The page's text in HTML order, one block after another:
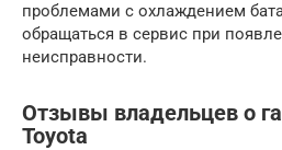
проблемами с охлаждением
обращаться в сервис при
неисправности.
Отзывы владельцев о
Toyota